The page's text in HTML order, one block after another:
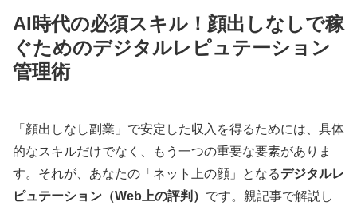
AI時代の必須スキル！顔出しなしで稼
ぐためのデジタルレピュテーション
管理術
「顔出しなし副業」で安定した収入を得るためには、具体
的なスキルだけでなく、もう一つの重要な要素がありま
す。それが、あなたの「ネット上の顔」となるデジタルレ
ピュテーション（Web上の評判） です。親記事で解説し